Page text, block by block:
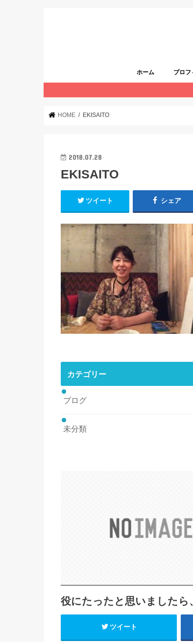
ホーム プロフ
HOME EKISAITO
2018.07.28
EKISAITO
ツイート シェア
カテゴリー
ブログ
未分類
役にたったと思いましたら
ツイート